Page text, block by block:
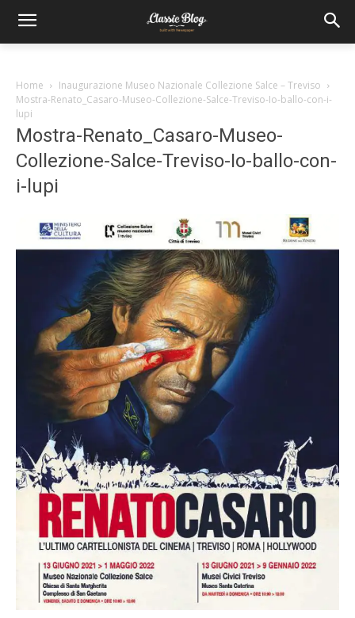
Home
Inaugurazione Museo Nazionale Collezione Salce – Treviso
Mostra-Renato_Casaro-Museo-Collezione-Salce-Treviso-Io-ballo-con-i-
lupi
Mostra-Renato_Casaro-Museo-
Collezione-Salce-Treviso-Io-ballo-con-
i-lupi